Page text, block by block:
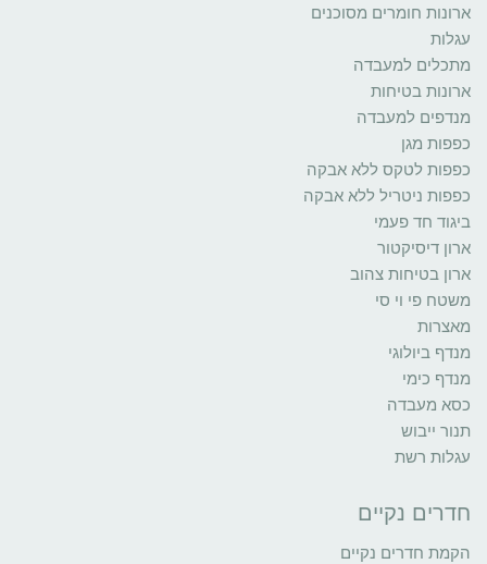
ארונות חומרים מסוכנים
עגלות
מתכלים למעבדה
ארונות בטיחות
מנדפים למעבדה
כפפות מגן
כפפות לטקס ללא אבקה
כפפות ניטריל ללא אבקה
ביגוד חד פעמי
ארון דיסיקטור
ארון בטיחות צהוב
משטח פי וי סי
מאצרות
מנדף ביולוגי
מנדף כימי
כסא מעבדה
תנור ייבוש
עגלות רשת
חדרים נקיים
הקמת חדרים נקיים